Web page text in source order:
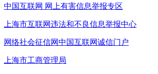
中国互联网 网上有害信息举报专区
上海市互联网违法和不良信息举报中心
网络社会征信网中国互联网诚信门户
上海市工商管理局